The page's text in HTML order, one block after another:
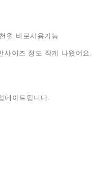
원 바로사용가능
사이즈 정도 작게 나왔어요.
데이트됩니다.